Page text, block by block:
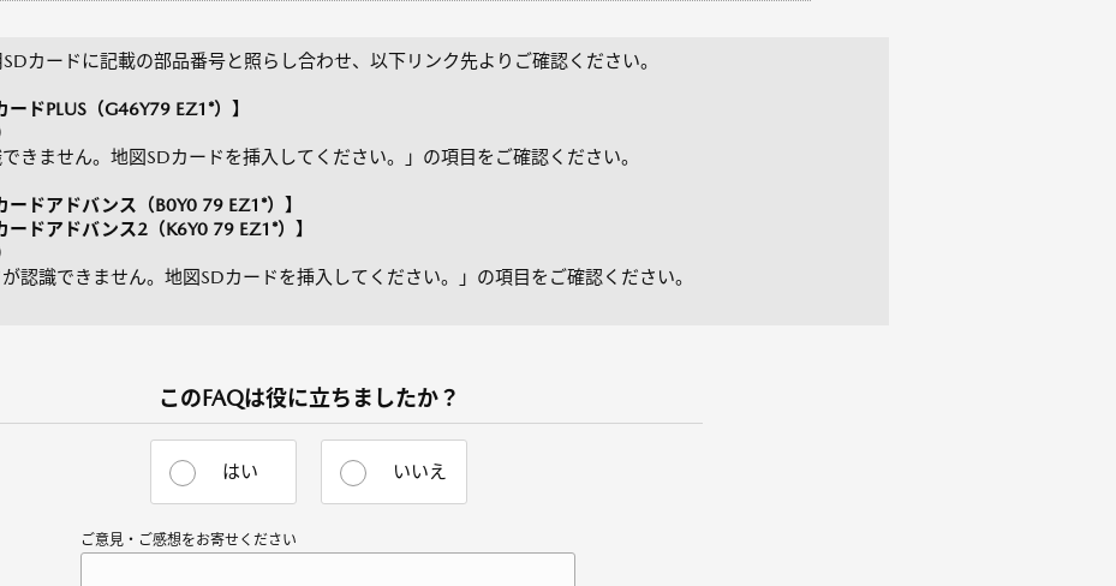
カードに記載の部品番号と照らし合わせ、以下リンク先よりご確認ください。
ドPLUS（G46Y79 EZ1*）】
きません。地図SDカードを挿入してください。」の項目をご確認ください。
ドアドバンス（B0Y0 79 EZ1*）】
ドアドバンス2（K6Y0 79 EZ1*）】
認識できません。地図SDカードを挿入してください。」の項目をご確認ください。
このFAQは役に立ちましたか？
はい いいえ
ご意見・ご感想をお寄せください